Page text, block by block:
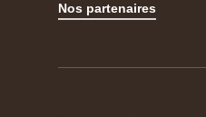
Nos partenaires